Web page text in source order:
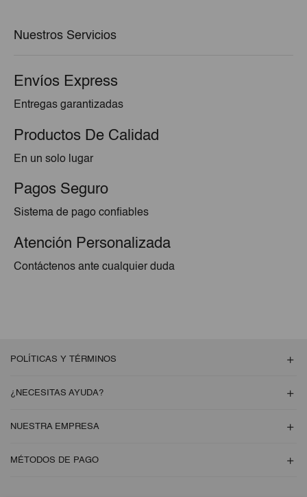
Nuestros Servicios
Envíos Express
Entregas garantizadas
Productos De Calidad
En un solo lugar
Pagos Seguro
Sistema de pago confiables
Atención Personalizada
Contáctenos ante cualquier duda
POLÍTICAS Y TÉRMINOS
¿NECESITAS AYUDA?
NUESTRA EMPRESA
MÉTODOS DE PAGO